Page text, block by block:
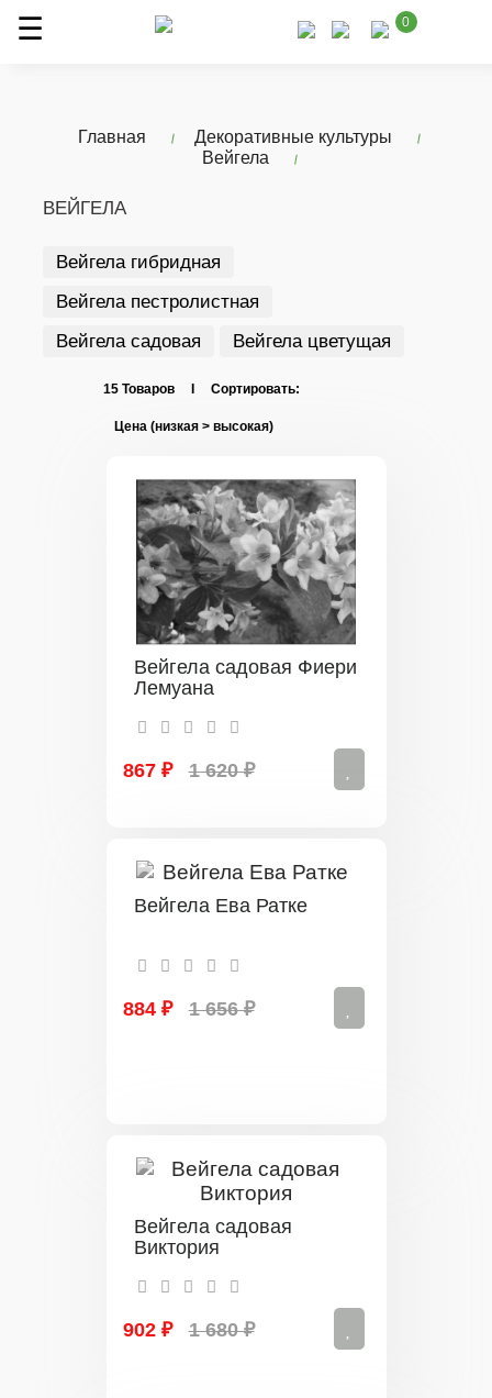
0
Главная
Декоративные культуры
Вейгела
ВЕЙГЕЛА
Вейгела гибридная
Вейгела пестролистная
Вейгела садовая
Вейгела цветущая
15 Товаров I Сортировать:
Вейгела садовая Фиери
Лемуана
867 ₽ 1 620 ₽
Вейгела Ева Ратке
884 ₽ 1 656 ₽
Вейгела садовая
Виктория
902 ₽ 1 680 ₽